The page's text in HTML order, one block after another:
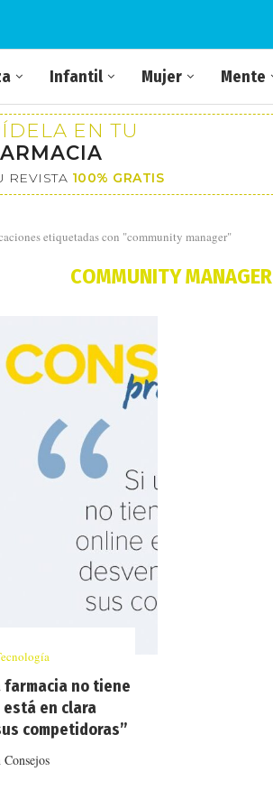
Infantil Mujer Mente
EN TU
REVISTA 100% GRATIS
etiquetadas con "community manager"
COMMUNITY MANAGER
farmacia no tiene
en clara
competidoras”
Consejos